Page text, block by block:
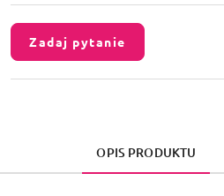
Zadaj pytanie
OPIS PRODUKTU